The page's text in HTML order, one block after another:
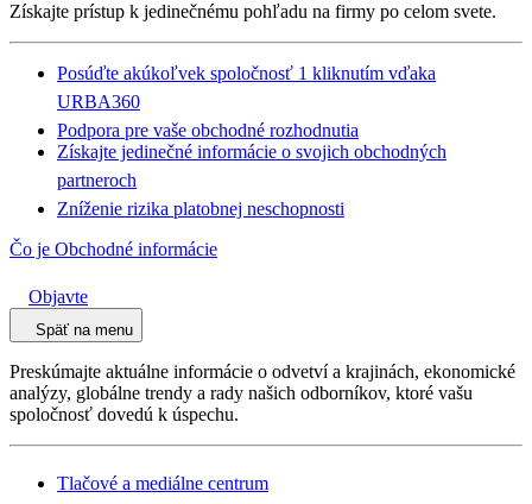
Získajte prístup k jedinečnému pohľadu na firmy po celom svete.
Posúďte akúkoľvek spoločnosť 1 kliknutím vďaka
URBA360
Podpora pre vaše obchodné rozhodnutia
Získajte jedinečné informácie o svojich obchodných
partneroch
Zníženie rizika platobnej neschopnosti
Čo je Obchodné informácie
Objavte
Späť na menu
Preskúmajte aktuálne informácie o odvetví a krajinách, ekonomické
analýzy, globálne trendy a rady našich odborníkov, ktoré vašu
spoločnosť dovedú k úspechu.
Tlačové a mediálne centrum